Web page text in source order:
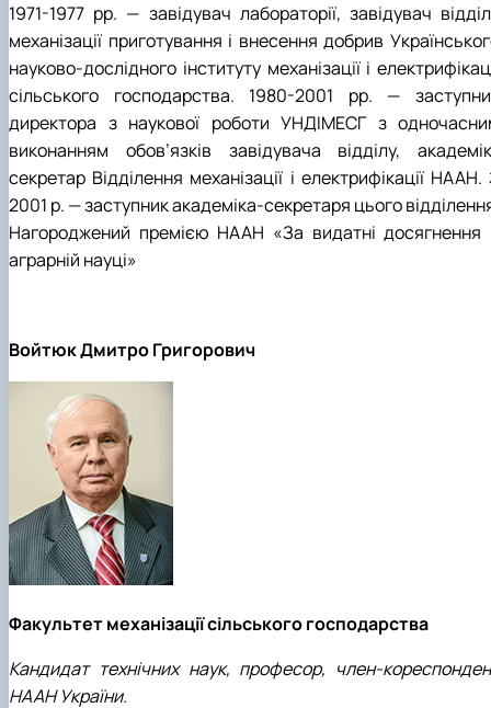
1971-1977 рр. — завідувач лабораторії, завідувач
механізації приготування і внесення добрив
науково-дослідного інституту механізації і
сільського господарства. 1980-2001 рр. —
директора з наукової роботи УНДІМЕСГ з
виконанням обов’язків завідувача відділу,
секретар Відділення механізації і електрифікації НААН.
2001 р. — заступник академіка-секретаря цього
Нагороджений премією НААН «За видатні досягнення
аграрній науці»
Войтюк Дмитро Григорович
Факультет механізації сільського господарства
Кандидат технічних наук, професор, член-
НААН України.